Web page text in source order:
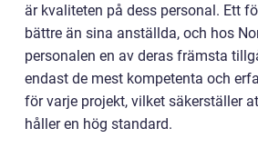
är kvaliteten på dess personal. Ett
bättre än sina anställda, och hos
personalen en av deras främsta
endast de mest kompetenta och
för varje projekt, vilket säkerställer
håller en hög standard.